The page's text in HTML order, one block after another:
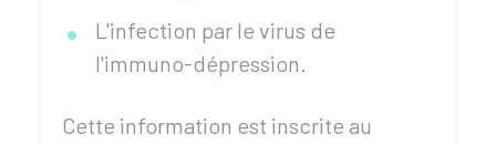
L'infection par le virus de
l'immuno-dépression.
Cette information est inscrite au